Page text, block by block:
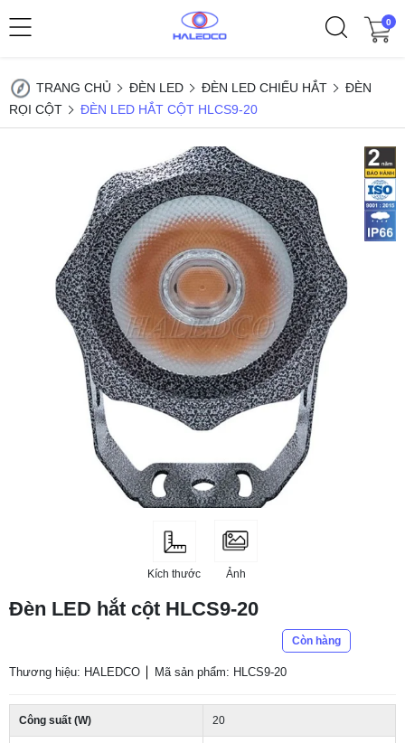
0
TRANG CHỦ ĐÈN LED ĐÈN LED CHIẾU HẮT
ĐÈN
RỌI CỘT
ĐÈN LED HẮT CỘT HLCS9-20
Kích thước Ảnh
Đèn LED hắt cột HLCS9-20
Còn hàng
Thương hiệu: HALEDCO Mã sản phẩm: HLCS9-20
Công suất (W) 20